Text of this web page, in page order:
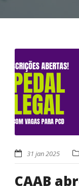
31 jan 2025
CAAB